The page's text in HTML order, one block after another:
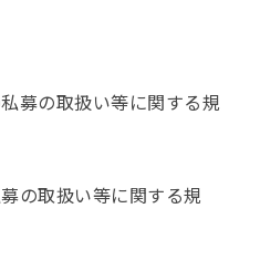
募の取扱い等に関する規
の取扱い等に関する規